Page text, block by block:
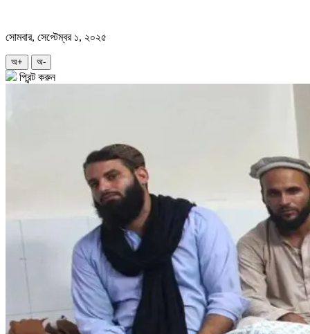
সোমবার, সেপ্টেম্বর ১, ২০২৫
অ+ অ-
প্রিন্ট করুন